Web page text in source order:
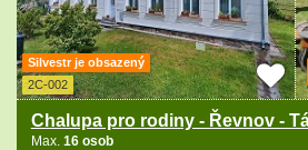
Silvestr je obsazený
2C-002
Chalupa pro rodiny - Řevnov -
Max. 16 osob